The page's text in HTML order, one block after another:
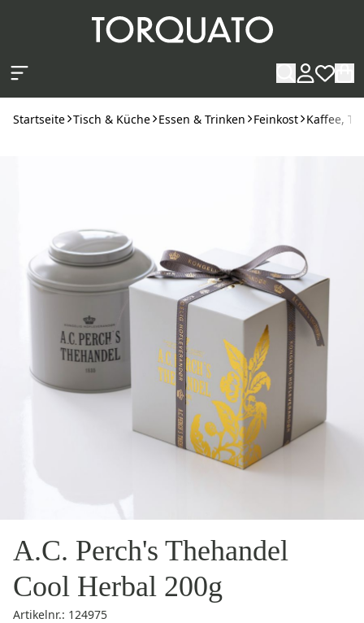
Startseite Tisch & Küche Essen & Trinken Feinkost Kaffee,
A.C. Perch's Thehandel
Cool Herbal 200g
Artikelnr.: 124975